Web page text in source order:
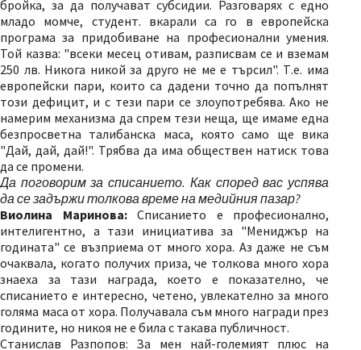
бройка, за да получават субсидии. Разговарях с едно
младо момче, студент. вкарали са го в европейска
програма за придобиване на професионални умения.
Той казва: "всеки месец отивам, разписвам се и вземам
250 лв. Никога никой за друго не ме е търсил". Т.е. има
европейски пари, които са дадени точно да попълнят
този дефицит, и с тези пари се злоупотребява. Ако не
намерим механизма да спрем тези неща, ще имаме една
безпросветна талибанска маса, която само ще вика
"Дай, дай, дай!". Трябва да има обществен натиск това
да се промени.
Да поговорим за списанието. Как според вас успява
да се задържи толкова време на медийния пазар?
Виолина Маринова:Списанието е професионално,
интелигентно, а тази инициатива за "Мениджър на
годината" се възприема от много хора. Аз даже не съм
очаквала, когато получих приза, че толкова много хора
знаеха за тази награда, което е показателно, че
списанието е интересно, четено, увлекателно за много
голяма маса от хора. Получавала съм много награди през
годините, но никоя не е била с такава публичност.
Станислав Разпопов: За мен най-големият плюс на